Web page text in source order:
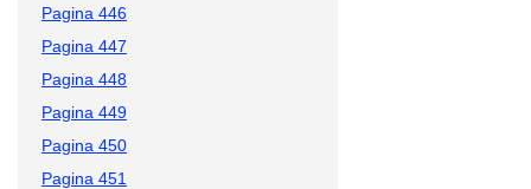
Pagina 446
Pagina 447
Pagina 448
Pagina 449
Pagina 450
Pagina 451